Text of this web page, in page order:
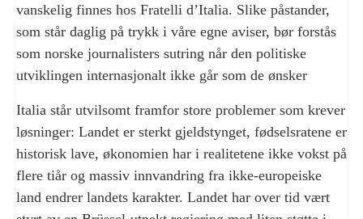
vanskelig finnes hos Fratelli d’Italia. Slike påstander,
som står daglig på trykk i våre egne aviser, bør forstås
som norske journalisters sutring når den politiske
utviklingen internasjonalt ikke går som de ønsker
Italia står utvilsomt framfor store problemer som krever
løsninger: Landet er sterkt gjeldstynget, fødselsratene er
historisk lave, økonomien har i realitetene ikke vokst på
flere tiår og massiv innvandring fra ikke-europeiske
land endrer landets karakter. Landet har over tid vært